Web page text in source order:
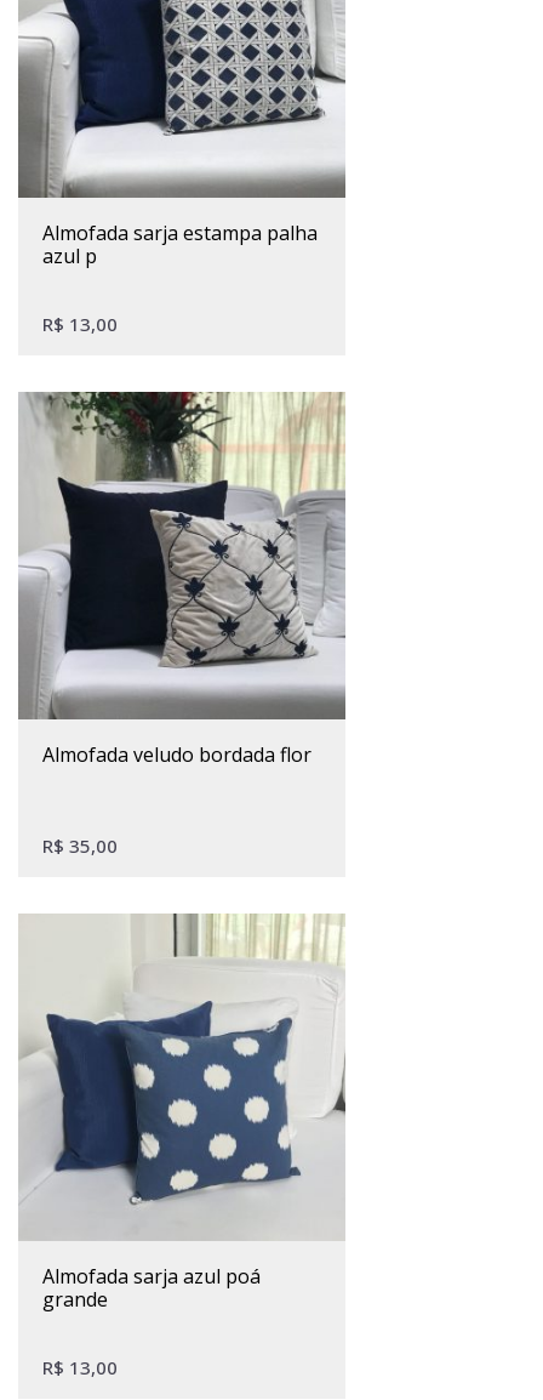
almofada sarja estampa palha
azul p
R$ 13,00
almofada veludo bordada flor
R$ 35,00
almofada sarja azul poá
grande
R$ 13,00